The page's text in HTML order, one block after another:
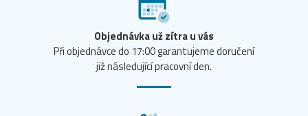
Objednávka už zítra u vás
Při objednávce do 17:00 garantujeme doručení
již následující pracovní den.